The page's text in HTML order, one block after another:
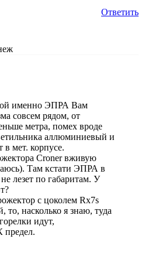
Ответить
именно ЭПРА Вам
совсем рядом, от
метра, помех вроде
аллюминиевый и
мет. корпусе.
Croner вживую
Там кстати ЭПРА в
лезет по габаритам. У
с цоколем Rx7s
то, насколько я знаю, туда
идут,
предел.